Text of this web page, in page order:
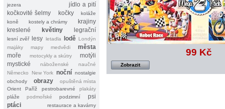
jezera
jídlo a pití
kočkovité šelmy
kočky
koláže
koně
kostely a chrámy
krajiny
kreslené
květiny legrační
lesní zvěř lesy letadla lodě Londýn
majáky
mapy medvědi
města
moře
motocykly a skútry
motýli
mystické
náboženské
naučné
Německo
New York noční nostalgie
obchody
obrazy
opuštěná místa
Orient
Paříž pestrobarevné
plakáty
pláže
podmořské podzimní
psi
ptáci
restaurace a kavárny
99 Kč
Zobrazit